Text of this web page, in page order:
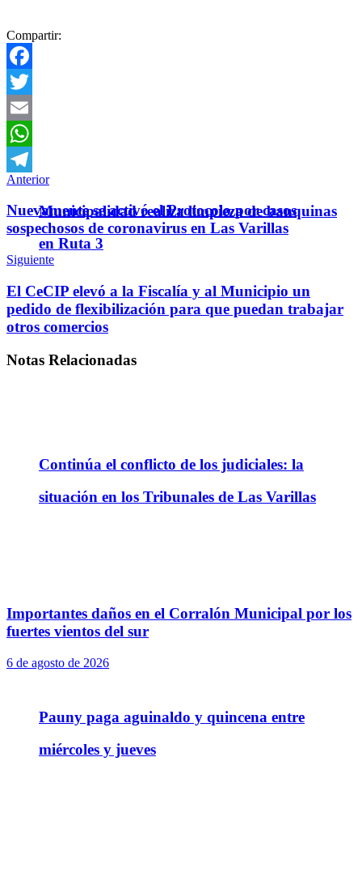
Municipalidad realiza limpieza de banquinas
en Ruta 3
Continúa el conflicto de los judiciales: la
situación en los Tribunales de Las Varillas
Pauny paga aguinaldo y quincena entre
miércoles y jueves
Compartir:
Facebook
Twitter
Email
WhatsApp
Telegram
Anterior
Nuevamente se activó el Protocolo por casos
sospechosos de coronavirus en Las Varillas
Siguiente
El CeCIP elevó a la Fiscalía y al Municipio un
pedido de flexibilización para que puedan trabajar
otros comercios
Notas Relacionadas
Importantes daños en el Corralón Municipal por los
fuertes vientos del sur
6 de agosto de 2026